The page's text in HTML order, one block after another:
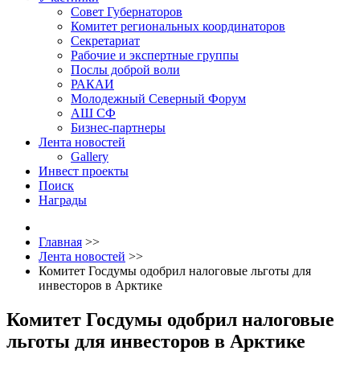
Совет Губернаторов
Комитет региональных координаторов
Секретариат
Рабочие и экспертные группы
Послы доброй воли
РАКАИ
Молодежный Северный Форум
АШ СФ
Бизнес-партнеры
Лента новостей
Gallery
Инвест проекты
Поиск
Награды
Главная >>
Лента новостей >>
Комитет Госдумы одобрил налоговые льготы для
инвесторов в Арктике
Комитет Госдумы одобрил налоговые
льготы для инвесторов в Арктике